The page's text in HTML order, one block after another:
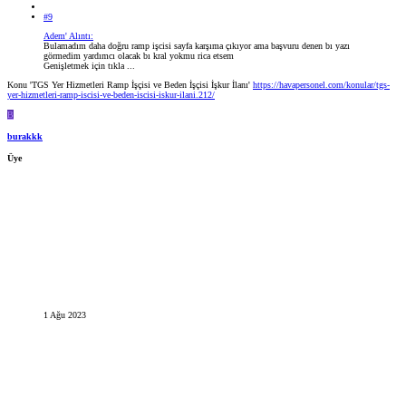
#9
Adem' Alıntı:
Bulamadım daha doğru ramp işcisi sayfa karşıma çıkıyor ama başvuru denen bı yazı
görmedim yardımcı olacak bı kral yokmu rica etsem
Genişletmek için tıkla ...
Konu 'TGS Yer Hizmetleri Ramp İşçisi ve Beden İşçisi İşkur İlanı' https://havapersonel.com/konular/tgs-
yer-hizmetleri-ramp-iscisi-ve-beden-iscisi-iskur-ilani.212/
B
burakkk
Üye
1 Ağu 2023